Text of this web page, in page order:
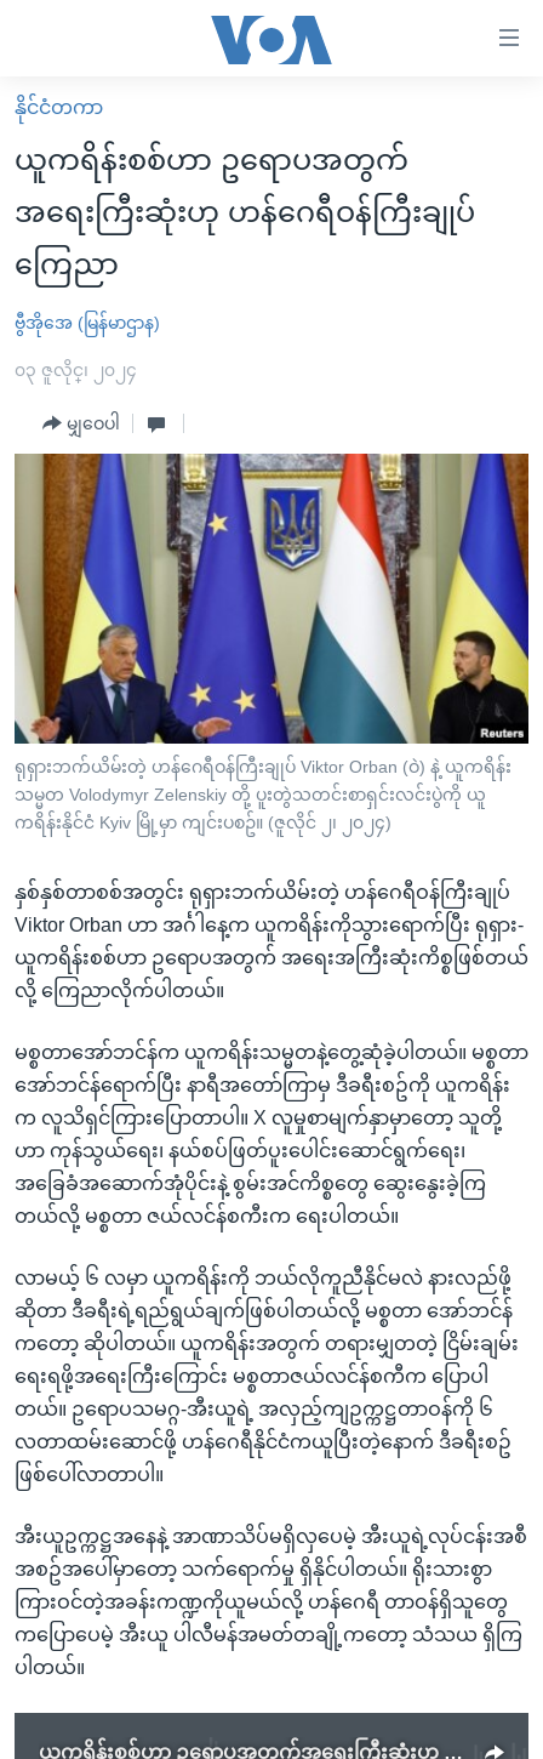
လွယ်ကူ
စေ
Link
များ
ပင်မ
ကျော်
ကြည့်
ညွန်း
စာမျက်နှာ
ကျော်
ကြည့်
ရန်
ရှာဖွေ
ကျော်
မူလစာမျက်နှာ
မြန်မာ
ကမ္ဘာ့သတင်းများ
နိုင်ငံတကာ
အစ္စရေး-ပါလက်စတိုင်း
ဗွီဒီယို
အင်္ဂလိပ်စာလေ့လာမယ်
အမေရိကန်သုံးအီဒီယံ
မကြေးမုံရဲ့ အင်္ဂလိပ်စာ
ရုပ်ရှင်ထဲက အင်္ဂလိပ်စာ
သုတပဒေသာ အင်္ဂလိပ်စာ
အပတ်စဉ်ကဏ္ဍများ
ရေဒီယို
တီဗွီ
ရေဒီယိုနှင့်ရုပ်သံ အချက်အလက်များ
ရေဒီယို/တီဗွီအစီအစဉ်
Learning English
ဗွီအိုအေ လူမှုကွန်ယက်များ
ဘာသာစကားများ
နိုင်ငံတကာ
ယူကရိန်းစစ်ဟာ ဥရောပအတွက်
အရေးကြီးဆုံးဟု ဟန်ဂေရီဝန်ကြီးချုပ်
ကြေညာ
ဗွီအိုအေ (မြန်မာဌာန)
၀၃ ဇူလိုင္၊ ၂၀၂၄
မျှဝေပါ
ရုရှားဘက်ယိမ်းတဲ့ ဟန်ဂေရီဝန်ကြီးချုပ် Viktor Orban (ဝဲ) နဲ့ ယူကရိန်း
သမ္မတ Volodymyr Zelenskiy တို့ ပူးတွဲသတင်းစာရှင်းလင်းပွဲကို ယူ
ကရိန်းနိုင်ငံ Kyiv မြို့မှာ ကျင်းပစဥ်။ (ဇူလိုင် ၂၊ ၂၀၂၄)
နှစ်နှစ်တာစစ်အတွင်း ရုရှားဘက်ယိမ်းတဲ့ ဟန်ဂေရီဝန်ကြီးချုပ်
Viktor Orban ဟာ အင်္ဂါနေ့က ယူကရိန်းကိုသွားရောက်ပြီး ရုရှား-
ယူကရိန်းစစ်ဟာ ဥရောပအတွက် အရေးအကြီးဆုံးကိစ္စဖြစ်တယ်
လို့ ကြေညာလိုက်ပါတယ်။
မစ္စတာအော်ဘင်န်က ယူကရိန်းသမ္မတနဲ့တွေ့ဆုံခဲ့ပါတယ်။ မစ္စတာ
အော်ဘင်န်ရောက်ပြီး နာရီအတော်ကြာမှ ဒီခရီးစဥ်ကို ယူကရိန်း
က လူသိရှင်ကြားပြောတာပါ။ X လူမှုစာမျက်နှာမှာတော့ သူတို့
ဟာ ကုန်သွယ်ရေး၊ နယ်စပ်ဖြတ်ပူးပေါင်းဆောင်ရွက်ရေး၊
အခြေခံအဆောက်အုံပိုင်းနဲ့ စွမ်းအင်ကိစ္စတွေ ဆွေးနွေးခဲ့ကြ
တယ်လို့ မစ္စတာ ဇယ်လင်န်စကီးက ရေးပါတယ်။
လာမယ့် ၆ လမှာ ယူကရိန်းကို ဘယ်လိုကူညီနိုင်မလဲ နားလည်ဖို့
ဆိုတာ ဒီခရီးရဲ့ရည်ရွယ်ချက်ဖြစ်ပါတယ်လို့ မစ္စတာ အော်ဘင်န်
ကတော့ ဆိုပါတယ်။ ယူကရိန်းအတွက် တရားမျှတတဲ့ ငြိမ်းချမ်း
ရေးရဖို့အရေးကြီးကြောင်း မစ္စတာဇယ်လင်န်စကီက‌ ပြောပါ
တယ်။ ဥရောပသမဂ္ဂ-အီးယူရဲ့ အလှည့်ကျဥက္ကဋ္ဌတာဝန်ကို ၆
လတာထမ်းဆောင်ဖို့ ဟန်ဂေရီနိုင်ငံကယူပြီးတဲ့နောက် ဒီခရီးစဥ်
ဖြစ်ပေါ်လာတာပါ။
အီးယူဥက္ကဋ္ဌအနေနဲ့ အာဏာသိပ်မရှိလှပေမဲ့ အီးယူရဲ့လုပ်ငန်းအစီ
အစဥ်အပေါ်မှာတော့ သက်ရောက်မှု ရှိနိုင်ပါတယ်။ ရိုးသားစွာ
ကြားဝင်တဲ့အခန်းကဏ္ဍကိုယူမယ်လို့ ဟန်ဂေရီ တာဝန်ရှိသူတွေ
ကပြောပေမဲ့ အီးယူ ပါလီမန်အမတ်တချို့ကတော့ သံသယ ရှိကြ
ပါတယ်။
ယူကရိန်းစစ်ဟာ ဥရောပအတွက်အရေးကြီးဆုံးဟု ဟန်ဂေရီဝန်ကြီးချုပ် ကြေညာ